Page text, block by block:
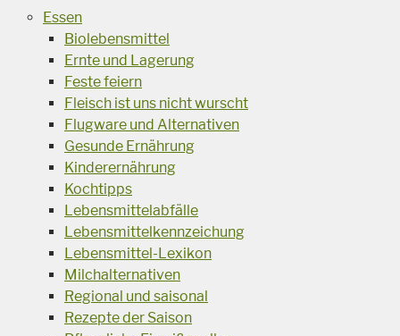
Essen
Biolebensmittel
Ernte und Lagerung
Feste feiern
Fleisch ist uns nicht wurscht
Flugware und Alternativen
Gesunde Ernährung
Kinderernährung
Kochtipps
Lebensmittelabfälle
Lebensmittelkennzeichung
Lebensmittel-Lexikon
Milchalternativen
Regional und saisonal
Rezepte der Saison